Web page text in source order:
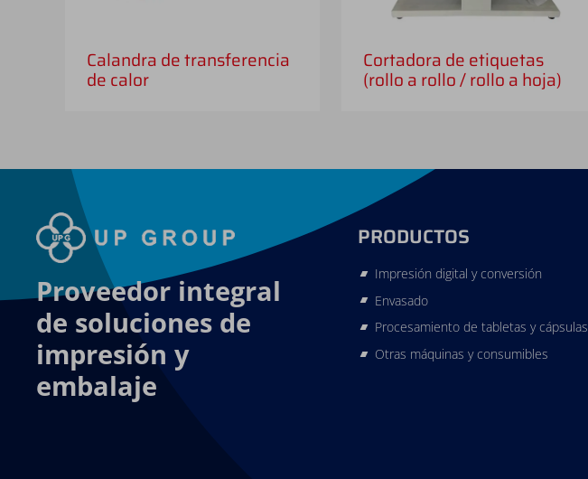
Calandra de transferencia
de calor
Cortadora de etiquetas
(rollo a rollo / rollo a hoja)
Proveedor integral
de soluciones de
impresión y
embalaje
PRODUCTOS
Impresión digital y conversión
Envasado
Procesamiento de tabletas y cápsulas
Otras máquinas y consumibles